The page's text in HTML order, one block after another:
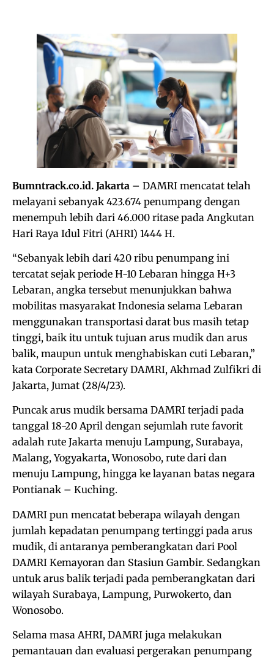
Bumntrack.co.id. Jakarta – DAMRI mencatat telah
melayani sebanyak 423.674 penumpang dengan
menempuh lebih dari 46.000 ritase pada Angkutan
Hari Raya Idul Fitri (AHRI) 1444 H.
“Sebanyak lebih dari 420 ribu penumpang ini
tercatat sejak periode H-10 Lebaran hingga H+3
Lebaran, angka tersebut menunjukkan bahwa
mobilitas masyarakat Indonesia selama Lebaran
menggunakan transportasi darat bus masih tetap
tinggi, baik itu untuk tujuan arus mudik dan arus
balik, maupun untuk menghabiskan cuti Lebaran,”
kata Corporate Secretary DAMRI, Akhmad Zulfikri di
Jakarta, Jumat (28/4/23).
Puncak arus mudik bersama DAMRI terjadi pada
tanggal 18-20 April dengan sejumlah rute favorit
adalah rute Jakarta menuju Lampung, Surabaya,
Malang, Yogyakarta, Wonosobo, rute dari dan
menuju Lampung, hingga ke layanan batas negara
Pontianak – Kuching.
DAMRI pun mencatat beberapa wilayah dengan
jumlah kepadatan penumpang tertinggi pada arus
mudik, di antaranya pemberangkatan dari Pool
DAMRI Kemayoran dan Stasiun Gambir. Sedangkan
untuk arus balik terjadi pada pemberangkatan dari
wilayah Surabaya, Lampung, Purwokerto, dan
Wonosobo.
Selama masa AHRI, DAMRI juga melakukan
pemantauan dan evaluasi pergerakan penumpang